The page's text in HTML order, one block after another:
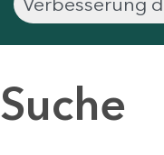
Suche